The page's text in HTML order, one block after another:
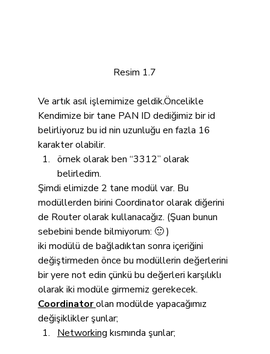
Resim 1.7
Ve artık asıl işlemimize geldik.Öncelikle
Kendimize bir tane PAN ID dediğimiz bir id
belirliyoruz bu id nin uzunluğu en fazla 16
karakter olabilir.
örnek olarak ben “3312” olarak
belirledim.
Şimdi elimizde 2 tane modül var. Bu
modüllerden birini Coordinator olarak diğerini
de Router olarak kullanacağız. (Şuan bunun
sebebini bende bilmiyorum: 🙂 )
iki modülü de bağladıktan sonra içeriğini
değiştirmeden önce bu modüllerin değerlerini
bir yere not edin çünkü bu değerleri karşılıklı
olarak iki modüle girmemiz gerekecek.
Coordinatorolan modülde yapacağımız
değişiklikler şunlar;
Networking kısmında şunlar;